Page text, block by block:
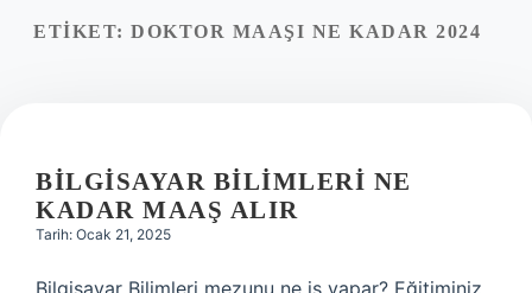
Yasal Uyarı
ETIKET: DOKTOR MAAŞI NE KADAR 2024
BILGISAYAR BILIMLERI NE
KADAR MAAŞ ALIR
Tarih: Ocak 21, 2025
Bilgisayar Bilimleri mezunu ne iş yapar? Eğitiminiz